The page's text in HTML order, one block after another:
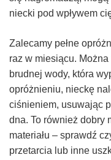
niecki pod wpływem
Zalecamy pełne
raz w miesiącu.
brudnej wody, która
opróżnieniu, nieckę
ciśnieniem, usuwając
dna. To również dobry
materiału – sprawdź
przetarcia lub inne